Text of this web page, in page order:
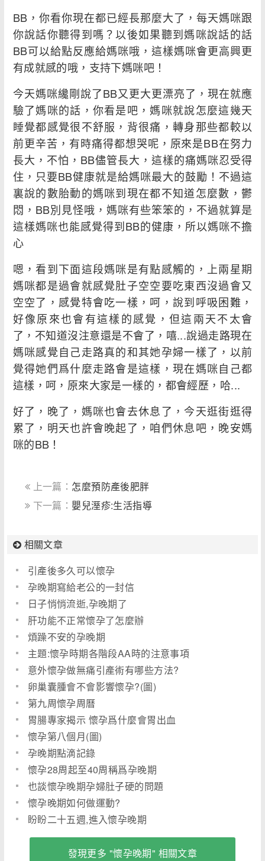
BB，你看你現在都已經長那麼大了，每天媽咪跟
你說話你聽得到嗎？以後如果聽到媽咪說話的話
BB可以給點反應給媽咪哦，這樣媽咪會更高興更
有成就感的哦，支持下媽咪吧！
今天媽咪纔剛說了BB又更大更漂亮了，現在就應
驗了媽咪的話，你看是吧，媽咪就說怎麼這幾天
睡覺都感覺很不舒服，背很痛，轉身那些都較以
前更辛苦，有時痛得都想哭呢，原來是BB在努力
長大，不怕，BB儘管長大，這樣的痛媽咪忍受得
住，只要BB健康就是給媽咪最大的鼓勵！不過這
裏說的數胎動的媽咪到現在都不知道怎麼數，鬱
悶，BB別見怪哦，媽咪有些笨笨的，不過就算是
這樣媽咪也能感覺得到BB的健康，所以媽咪不擔
心
嗯，看到下面這段媽咪是有點感觸的，上兩星期
媽咪都是過會就感覺肚子空空要吃東西沒過會又
空空了，感覺特會吃一樣，呵，說到呼吸困難，
好像原來也會有這樣的感覺，但這兩天不太會
了，不知道沒注意還是不會了，嘻...說過走路現在
媽咪感覺自己走路真的和其她孕婦一樣了，以前
覺得她們爲什麼走路會是這樣，現在媽咪自己都
這樣，呵，原來大家是一樣的，都會經歷，哈...
好了，晚了，媽咪也會去休息了，今天逛街逛得
累了，明天也許會晚起了，咱們休息吧，晚安媽
咪的BB！
上一篇： 怎麼預防產後肥胖
下一篇： 嬰兒溼疹:生活指導
相關文章
引產後多久可以懷孕
孕晚期寫給老公的一封信
日子悄悄流逝,孕晚期了
肝功能不正常懷孕了怎麼辦
煩躁不安的孕晚期
主題:懷孕時期各階段AA時的注意事項
意外懷孕做無痛引產術有哪些方法?
卵巢囊腫會不會影響懷孕?(圖)
第九周懷孕周曆
胃腸專家揭示 懷孕爲什麼會胃出血
懷孕第八個月(圖)
孕晚期點滴記錄
懷孕28周起至40周稱爲孕晚期
也談懷孕晚期孕婦肚子硬的問題
懷孕晚期如何做運動?
盼盼二十五週,進入懷孕晚期
發現更多 "懷孕晚期" 相關文章